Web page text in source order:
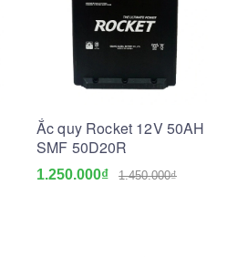
Ắc quy Rocket 12V 50AH
SMF 50D20R
1.250.000₫ 1.450.000₫